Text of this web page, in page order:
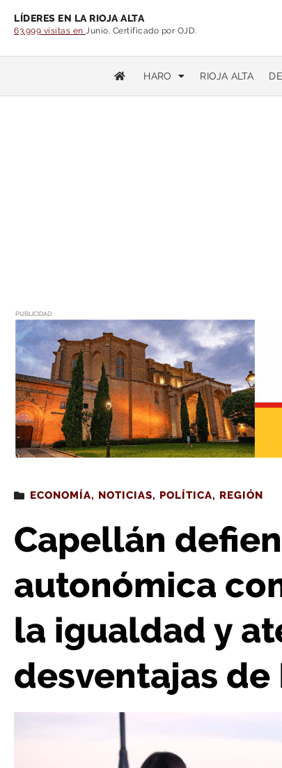
LÍDERES EN LA RIOJA ALTA
63.999 visitas en Junio. Certificado por OJD.
HARO RIOJA ALTA
PUBLICIDAD
Estás leyendo : Capellán defiende una financiación autonómica
ECONOMÍA, NOTICIAS, POLÍTICA, REGIÓN
Capellán
autonómica
la igualdad y
desventajas de